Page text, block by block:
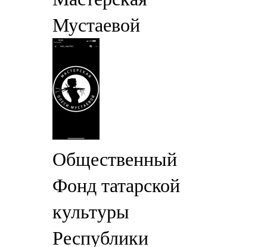
Мустаевой
Общественный
Фонд татарской
культуры
Республики